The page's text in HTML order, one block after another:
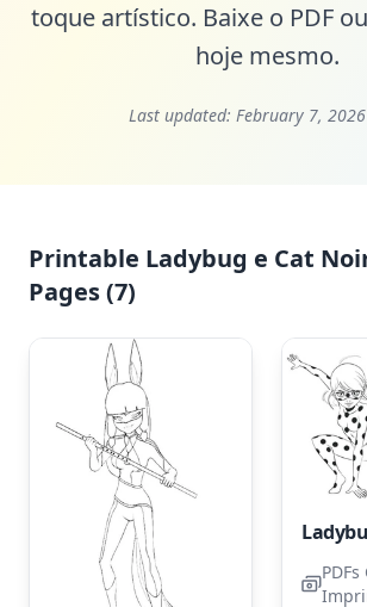
toque artístico. Baixe o PDF
hoje mesmo.
Last updated: February 7, 2026
Printable Ladybug e Cat
Pages (7)